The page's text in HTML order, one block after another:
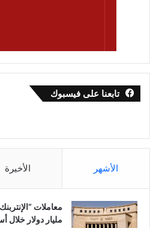
تابعنا على فيسبوك
الأشهر الأخيرة
مليار دولار خلال